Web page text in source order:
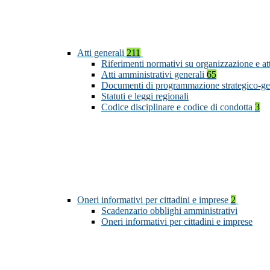
Atti generali 211
Riferimenti normativi su organizzazione e
Atti amministrativi generali 65
Documenti di programmazione strategico-
Statuti e leggi regionali
Codice disciplinare e codice di condotta 3
Oneri informativi per cittadini e imprese 2
Scadenzario obblighi amministrativi
Oneri informativi per cittadini e imprese